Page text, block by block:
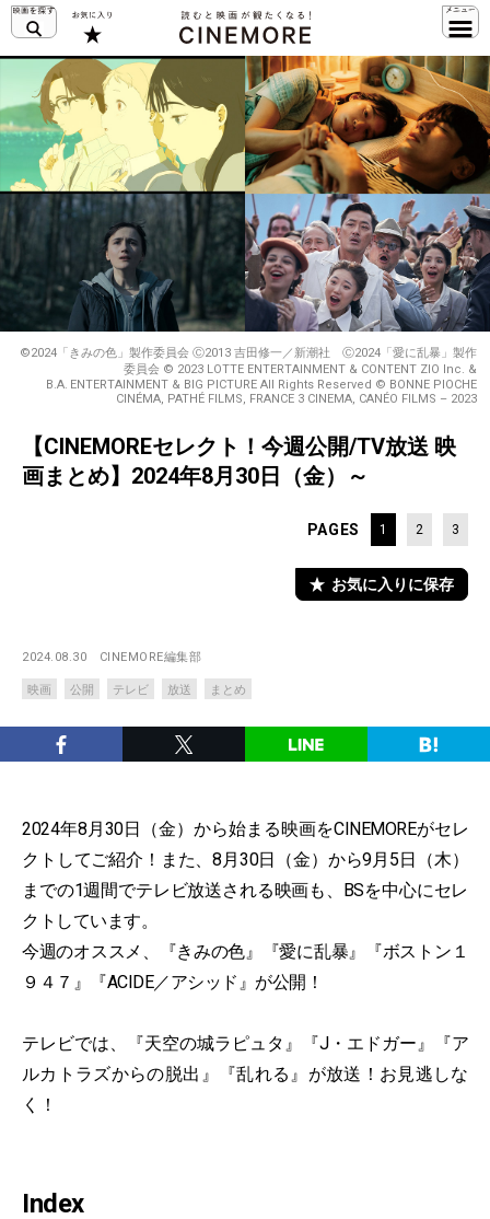
©2024「きみの色」製作委員会 Ⓒ2013 吉田修一／新潮社 Ⓒ2024「愛に乱暴」製作
委員会 © 2023 LOTTE ENTERTAINMENT & CONTENT ZIO Inc. &
B.A. ENTERTAINMENT & BIG PICTURE All Rights Reserved © BONNE PIOCHE
CINÉMA, PATHÉ FILMS, FRANCE 3 CINEMA, CANÉO FILMS – 2023
【CINEMOREセレクト！今週公開/TV放送 映
画まとめ】2024年8月30日（金）～
PAGES 1 2 3
お気に入りに保存
2024.08.30 CINEMORE編集部
映画 公開 テレビ 放送 まとめ
2024年8月30日（金）から始まる映画をCINEMOREがセレ
クトしてご紹介！また、8月30日（金）から9月5日（木）
までの1週間でテレビ放送される映画も、BSを中心にセレ
クトしています。
今週のオススメ、『きみの色』『愛に乱暴』『ボストン１
９４７』『ACIDE／アシッド』が公開！
テレビでは、『天空の城ラピュタ』『J・エドガー』『ア
ルカトラズからの脱出』『乱れる』が放送！お見逃しな
く！
Index